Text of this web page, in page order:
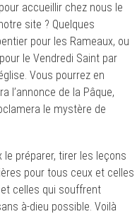
accueillir chez nous le
site ? Quelques
pour les Rameaux, ou
le Vendredi Saint par
Vous pourrez en
l’annonce de la Pâque,
le mystère de
préparer, tirer les leçons
pour tous ceux et celles
celles qui souffrent
à-dieu possible. Voilà